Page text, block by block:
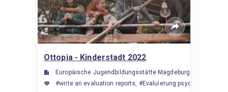
Ottopia - Kinderstadt 2022
Europäische Jugendbildungsstätte Magdeburg (EJBM)
#write an evaluation reports, #Evaluierung psychischer